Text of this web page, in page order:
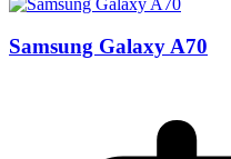
Samsung Galaxy A70